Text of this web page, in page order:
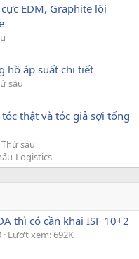
EDM, Graphite lõi
hồ áp suất chi tiết
sáu
thật và tóc giả sợi tổng
Thứ sáu
Logistics
thì có cần khai ISF 10+2
Lượt xem: 692K